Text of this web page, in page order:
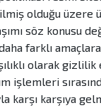
olduğu üzere
söz konusu
farklı
olarak gizlilik
işlemleri
karşı karşıya